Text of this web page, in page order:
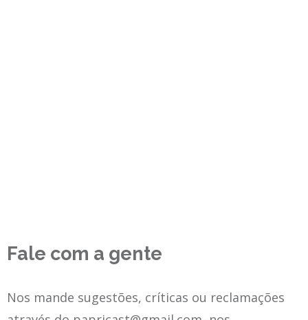
Fale com a gente
Nos mande sugestões, críticas ou reclamações